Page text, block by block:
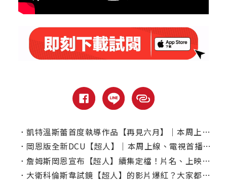
． 凱特溫斯蕾首度執導作品【再見六月】｜本周上線、電視首播推薦
． 岡恩版全新DCU【超人】｜本周上線、電視首播推薦
． 詹姆斯岡恩宣布【超人】續集定檔！片名、上映日期一次看
． 大衛科倫斯韋試鏡【超人】的影片爆紅？大家都說他超適合演這角色